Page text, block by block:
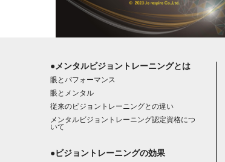
●メンタルビジョントレーニングとは
眼とパフォーマンス
眼とメンタル
従来のビジョントレーニングとの違い
メンタルビジョントレーニング認定資格につ
いて
●ビジョントレーニングの効果